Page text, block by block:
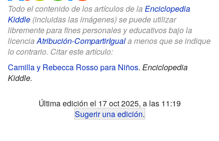
Todo el contenido de los artículos de la Enciclopedia
Kiddle (incluidas las imágenes) se puede utilizar
libremente para fines personales y educativos bajo la
licenciaAtribución-CompartirIguala menos que se indique
lo contrario. Citar este artículo:
Camilla y Rebecca Rosso para Niños. Enciclopedia
Kiddle.
Última edición el 17 oct 2025, a las 11:19
Sugerir una edición.